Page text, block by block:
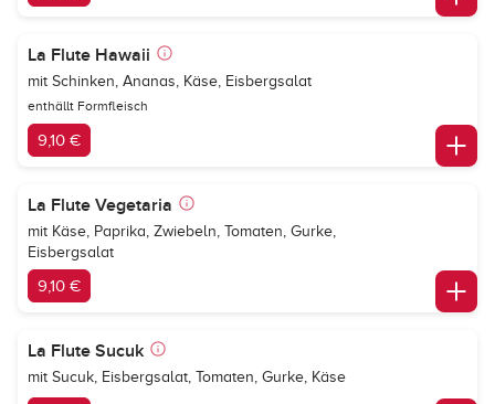
La Flute Hawaii
mit Schinken, Ananas, Käse, Eisbergsalat
enthällt Formfleisch
9,10 €
La Flute Vegetaria
mit Käse, Paprika, Zwiebeln, Tomaten, Gurke,
Eisbergsalat
9,10 €
La Flute Sucuk
mit Sucuk, Eisbergsalat, Tomaten, Gurke, Käse